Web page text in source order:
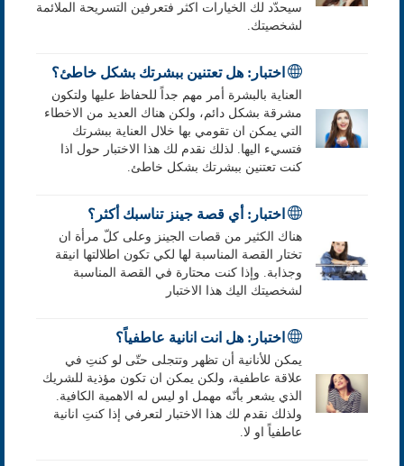
سيحدّد لك الخيارات اكثر فتعرفين التسريحة الملائمة
لشخصيتك.
اختبار: هل تعتنين ببشرتك بشكل خاطئ؟
العناية بالبشرة أمر مهم جداً للحفاظ عليها ولتكون
مشرقة بشكل دائم، ولكن هناك العديد من الاخطاء
التي يمكن ان تقومي بها خلال العناية ببشرتك
فتسيء اليها. لذلك نقدم لك هذا الاختبار حول اذا
كنت تعتنين ببشرتك بشكل خاطئ.
اختبار: أي قصة جينز تناسبك أكثر؟
هناك الكثير من قصات الجينز وعلى كلّ مرأة ان
تختار القصة المناسبة لها لكي تكون اطلالتها انيقة
وجذابة. وإذا كنت محتارة في القصة المناسبة
لشخصيتك اليك هذا الاختبار
اختبار: هل انت انانية عاطفياً؟
يمكن للأنانية أن تظهر وتتجلى حتّى لو كنتِ في
علاقة عاطفية، ولكن يمكن ان تكون مؤذية للشريك
الذي يشعر بأنّه مهمل او ليس له الاهمية الكافية.
ولذلك نقدم لك هذا الاختبار لتعرفي إذا كنتِ انانية
عاطفياً او لا.